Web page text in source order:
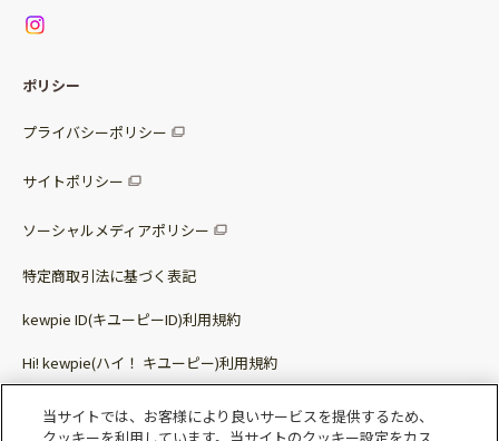
パッケージサラダ
惣菜サラダ
調味料
ベビー・幼児食
その他（カレーなど）
お問い合わせ
ポリシー
プライバシーポリシー
サイトポリシー
ソーシャルメディアポリシー
特定商取引法に基づく表記
kewpie ID(キユーピーID)利用規約
Hi! kewpie(ハイ！ キユーピー)利用規約
Qummy(キユーミー)利用規約​
当サイトでは、お客様により良いサービスを提供するため、